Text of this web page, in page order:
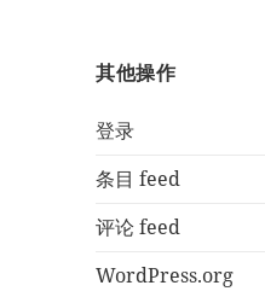
其他操作
登录
条目 feed
评论 feed
WordPress.org